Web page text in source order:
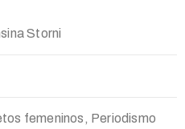
Storni
femeninos, Periodismo